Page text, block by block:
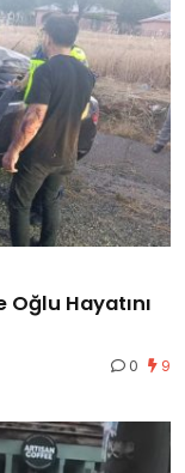
Oğlu Hayatını
0 9